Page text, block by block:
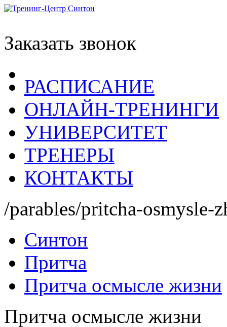
Заказать звонок
РАСПИСАНИЕ
ОНЛАЙН-ТРЕНИНГИ
УНИВЕРСИТЕТ
ТРЕНЕРЫ
КОНТАКТЫ
/parables/pritcha-osmysle-
Синтон
Притча
Притча осмысле жизни
Притча осмысле жизни